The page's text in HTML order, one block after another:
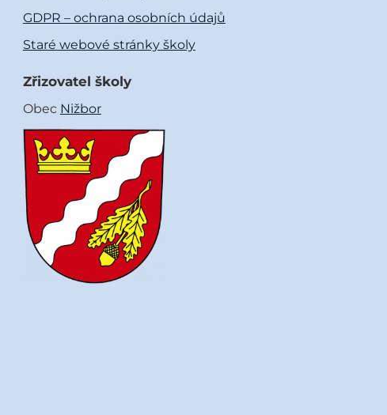
GDPR – ochrana osobních údajů
Staré webové stránky školy
Zřizovatel školy
Obec Nižbor